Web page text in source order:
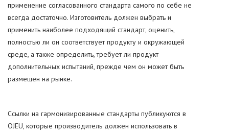
применение согласованного стандарта самого по себе не
всегда достаточно. Изготовитель должен выбрать и
применить наиболее подходящий стандарт, оценить,
полностью ли он соответствует продукту и окружающей
среде, а также определить, требует ли продукт
дополнительных испытаний, прежде чем он может быть
размещен на рынке.
Ссылки на гармонизированные стандарты публикуются в
OJEU, которые производитель должен использовать в